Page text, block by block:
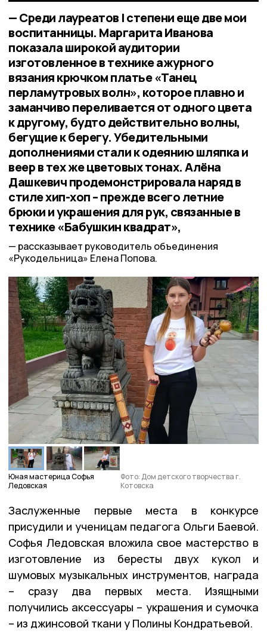
— Среди лауреатов I степени еще две мои
воспитанницы. Маргарита Иванова
показала широкой аудитории
изготовленное в технике ажурного
вязания крючком платье «Танец
перламутровых волн», которое плавно и
заманчиво переливается от одного цвета
к другому, будто действительно волны,
бегущие к берегу. Убедительными
дополнениями стали к одеянию шляпка и
веер в тех же цветовых тонах. Алёна
Дашкевич продемонстрировала наряд в
стиле хип-хоп – прежде всего летние
брюки и украшения для рук, связанные в
технике «Бабушкин квадрат»,
рассказывает руководитель объединения
«Рукодельница» Елена Попова.
Юная мастерица Софья
Ледовская
Фото: Дом детского творчества г.
Котовска
Заслуженные первые места в конкурсе
присудили и ученицам педагога Ольги Баевой.
Софья Ледовская вложила свое мастерство в
изготовление из бересты двух кукол и
шумовых музыкальных инструментов, награда
– сразу два первых места. Изящными
получились аксессуары – украшения и сумочка
– из джинсовой ткани у Полины Кондратьевой.